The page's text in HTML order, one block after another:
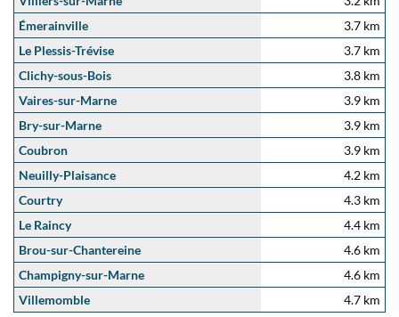
Émerainville
3.7 km
Le Plessis-Trévise
3.7 km
Clichy-sous-Bois
3.8 km
Vaires-sur-Marne
3.9 km
Bry-sur-Marne
3.9 km
Coubron
3.9 km
Neuilly-Plaisance
4.2 km
Courtry
4.3 km
Le Raincy
4.4 km
Brou-sur-Chantereine
4.6 km
Champigny-sur-Marne
4.6 km
Villemomble
4.7 km